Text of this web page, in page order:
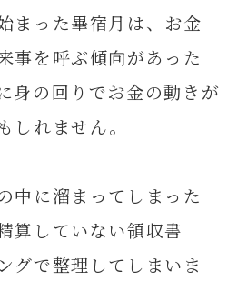
まった畢宿月は、お金
事を呼ぶ傾向があった
身の回りでお金の動きが
しれません。
中に溜まってしまった
算していない領収書
グで整理してしまいま